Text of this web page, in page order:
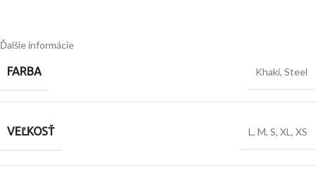
Ďalšie informácie
FARBA Khaki, Steel
VEĽKOSŤ L , M, S, XL , XS